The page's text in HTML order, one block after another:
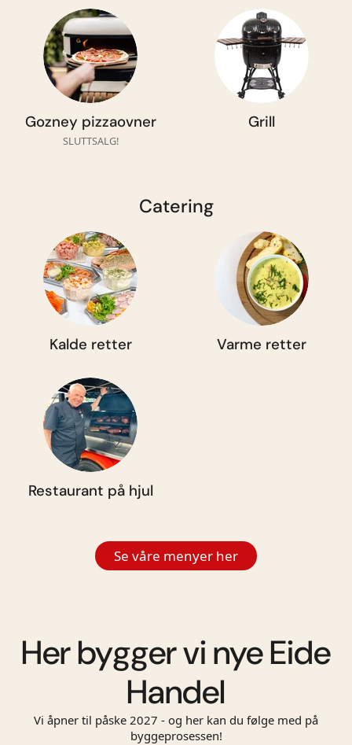
Gozney pizzaovner
SLUTTSALG!
Grill
Catering
Kalde retter Varme retter
Restaurant på hjul
Se våre menyer her
Her bygger vi nye Eide
Handel
Vi åpner til påske 2027 - og her kan du følge med på
byggeprosessen!